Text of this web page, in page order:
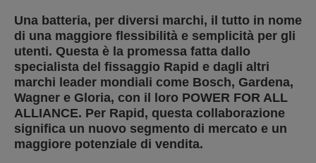
Una batteria, per diversi marchi, il tutto in nome
di una maggiore flessibilità e semplicità per gli
utenti. Questa è la promessa fatta dallo
specialista del fissaggio Rapid e dagli altri
marchi leader mondiali come Bosch, Gardena,
Wagner e Gloria, con il loro POWER FOR ALL
ALLIANCE. Per Rapid, questa collaborazione
significa un nuovo segmento di mercato e un
maggiore potenziale di vendita.